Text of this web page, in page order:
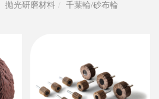
拋光研磨材料 千葉輪/砂布輪